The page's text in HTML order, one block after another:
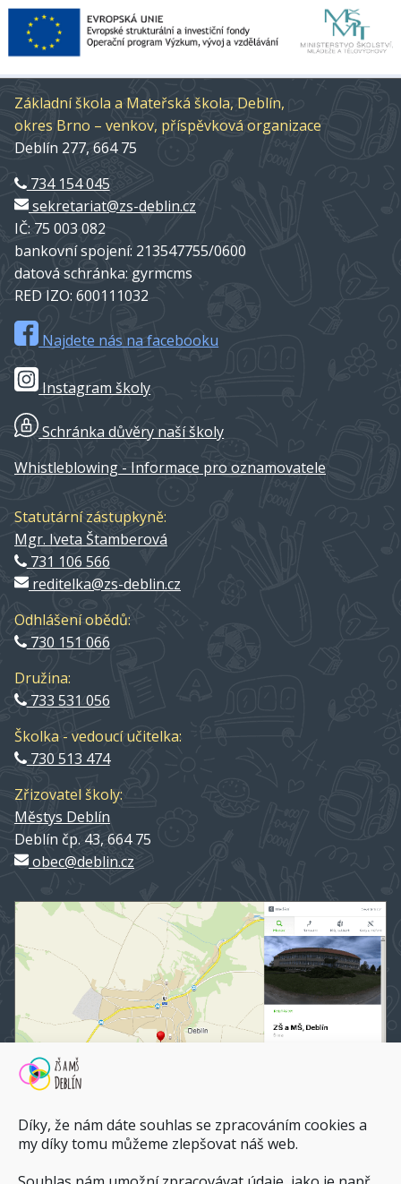
Díky, že nám dáte souhlas se zpracováním cookies a
my díky tomu můžeme zlepšovat náš web.
Základní škola a Mateřská škola, Deblín,
okres Brno – venkov, příspěvková organizace
Deblín 277, 664 75
734 154 045
sekretariat@zs-deblin.cz
IČ: 75 003 082
bankovní spojení: 213547755/0600
datová schránka: gyrmcms
RED IZO: 600111032
Najdete nás na facebooku
Instagram školy
Schránka důvěry naší školy
Whistleblowing - Informace pro oznamovatele
Statutární zástupkyně:
Mgr. Iveta Štamberová
731 106 566
reditelka@zs-deblin.cz
Odhlášení obědů:
730 151 066
Družina:
733 531 056
Školka - vedoucí učitelka:
730 513 474
Zřizovatel školy:
Městys Deblín
Deblín čp. 43, 664 75
obec@deblin.cz